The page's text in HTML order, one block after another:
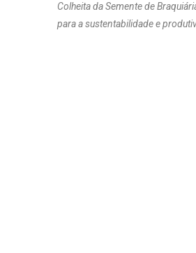
Colheita da Semente de
para a sustentabilidade e